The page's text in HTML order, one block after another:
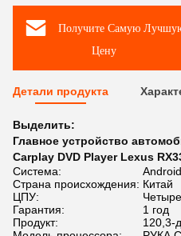
Получите Самую
Цену
Детали продукта
Выделить:
Главное устройство
Carplay DVD Player Lexus
Система:
Android
Страна происхождения: Китай
ЦПУ:
Гарантия:
1 год
Продукт:
120,3-